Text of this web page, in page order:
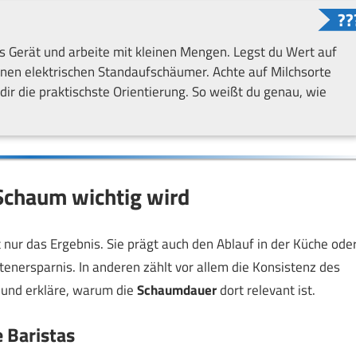
und arbeite mit kleinen Mengen. Legst du Wert auf
elektrischen Standaufschäumer. Achte auf Milchsorte
die praktischste Orientierung. So weißt du genau, wie
wichtig wird
das Ergebnis. Sie prägt auch den Ablauf in der Küche
In anderen zählt vor allem die Konsistenz des
erkläre, warum dieSchaumdauerdort relevant ist.
Baristas